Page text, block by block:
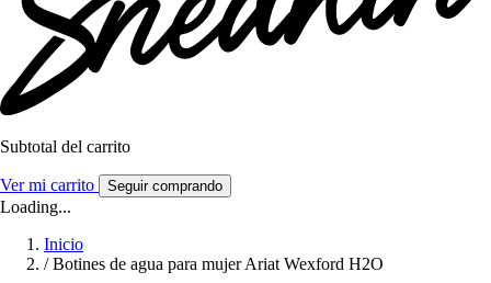
Subtotal del carrito
Ver mi carrito Seguir comprando
Loading...
Inicio
/ Botines de agua para mujer Ariat Wexford H2O